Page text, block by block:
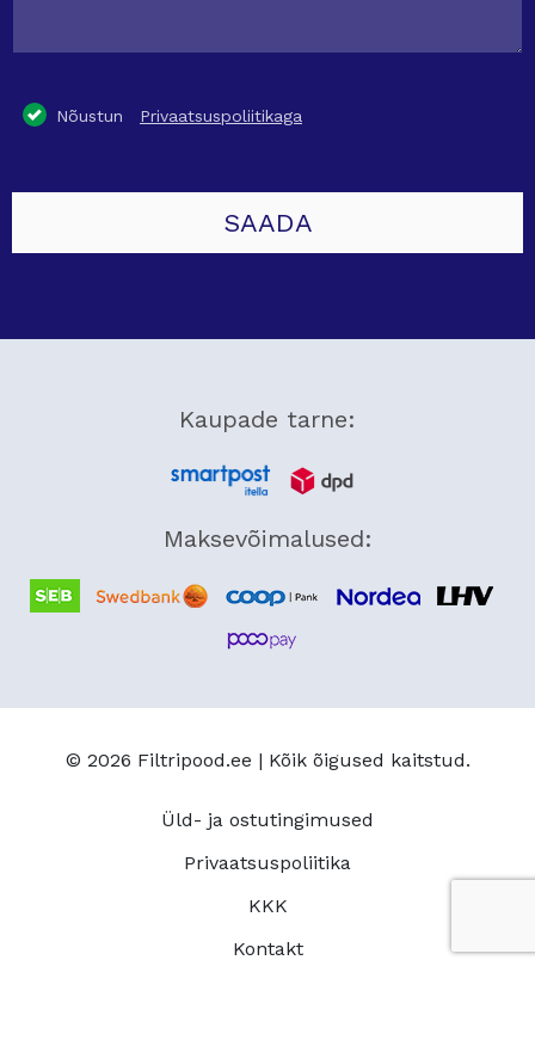
Nõustun Privaatsuspoliitikaga
Kaupade tarne:
Maksevõimalused:
© 2026 Filtripood.ee | Kõik õigused kaitstud.
Üld- ja ostutingimused
Privaatsuspoliitika
KKK
Kontakt